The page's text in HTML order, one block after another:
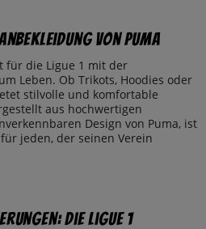
von Puma
für die Ligue 1 mit der
Leben. Ob Trikots, Hoodies oder
stilvolle und komfortable
aus hochwertigen
Design von Puma, ist
jeden, der seinen Verein
Die Ligue 1